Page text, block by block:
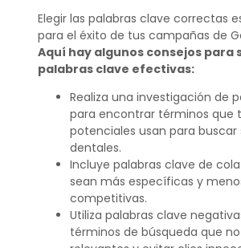
Elegir las palabras clave correctas
para el éxito de tus campañas de
Aquí hay algunos consejos para
palabras clave efectivas:
Realiza una investigación de
para encontrar términos que
potenciales usan para buscar
dentales.
Incluye palabras clave de
sean más específicas y
competitivas.
Utiliza palabras clave
términos de búsqueda que